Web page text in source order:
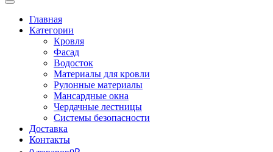
Open
ButtonГлавная
Категории
Кровля
Фасад
Водосток
Материалы для кровли
Рулонные материалы
Мансардные окна
Чердачные лестницы
Системы безопасности
Доставка
Контакты